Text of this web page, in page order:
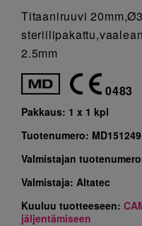
Titaaniruuvi
2.5mm
0483
Pakkaus: 1 x 1 kpl
Tuotenumero: MD151249
Valmistajan
Valmistaja: Altatec
Kuuluu tuotteeseen:
jäljentämiseen